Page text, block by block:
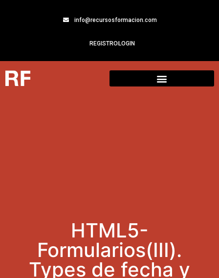
info@recursosformacion.com
REGISTROLOGIN
HTML5-
Formularios(III).
Types de fecha y